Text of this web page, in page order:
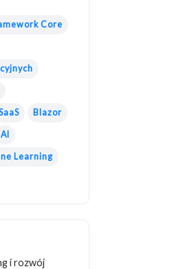
Core
Blazor
AI
Learning
i rozwój